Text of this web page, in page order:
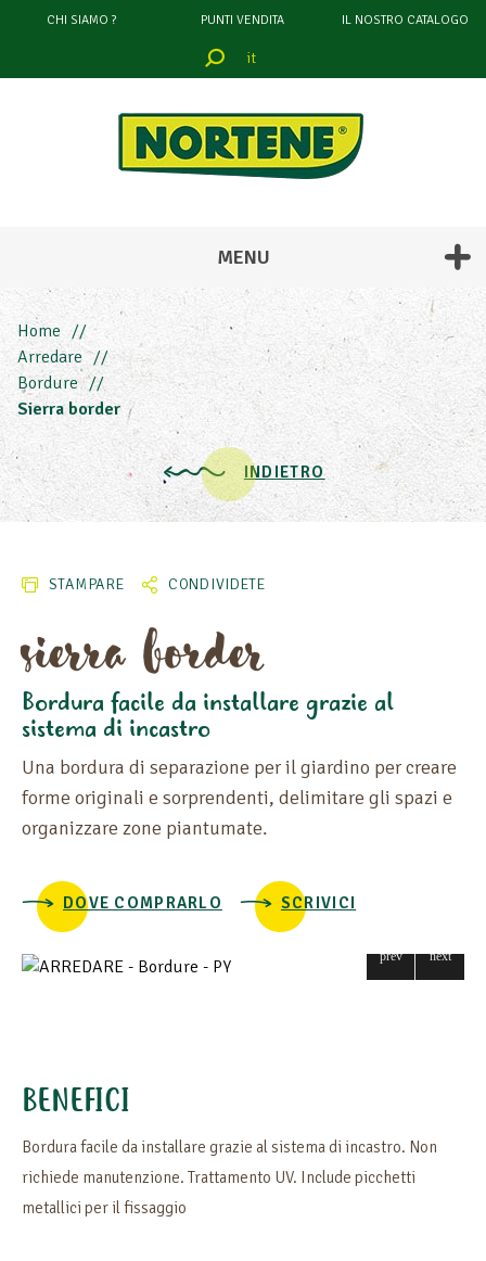
CHI SIAMO ? PUNTI VENDITA IL NOSTRO CATALOGO
it
MENU
Home
Arredare
Bordure
Sierra border
INDIETRO
STAMPARE CONDIVIDETE
sierra border
Bordura facile da installare grazie al
sistema di incastro
Una bordura di separazione per il giardino per creare
forme originali e sorprendenti, delimitare gli spazi e
organizzare zone piantumate.
DOVE COMPRARLO SCRIVICI
BENEFICI
Bordura facile da installare grazie al sistema di incastro. Non
richiede manutenzione. Trattamento UV. Include picchetti
metallici per il fissaggio
filtrare
attraverso
ALTEZZA
LARGHEZZA
MATERIA